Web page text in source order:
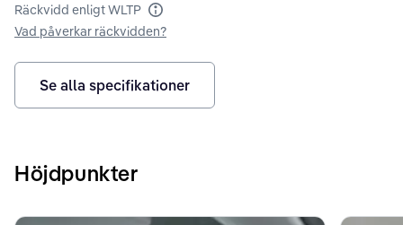
Räckvidd enligt WLTP Räckvidd enligt WLTP
Vad påverkar räckvidden?
Se alla specifikationer
Höjdpunkter